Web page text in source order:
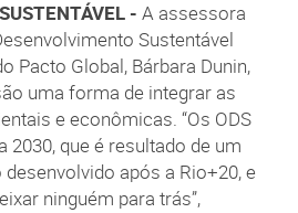
- A assessora
Sustentável
Pacto Global, Bárbara Dunin,
uma forma de integrar as
e econômicas. “Os ODS
2030, que é resultado de um
após a Rio+20, e
ninguém para trás”,